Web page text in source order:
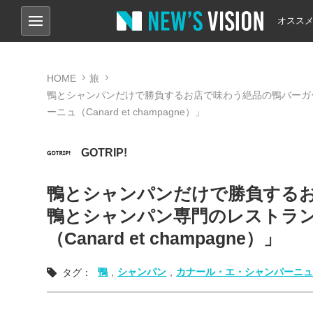
オスス
HOME
旅
鴨とシャンパンだけで勝負するお店で味わう絶品の鴨バー
ーニュ（Canard et champagne）」
GOTRIP!
鴨とシャンパンだけで勝負する
鴨とシャンパン専門のレストラ
（Canard et champagne）」
タグ： 鴨 シャンパン カナール・エ・シャンパーニュ